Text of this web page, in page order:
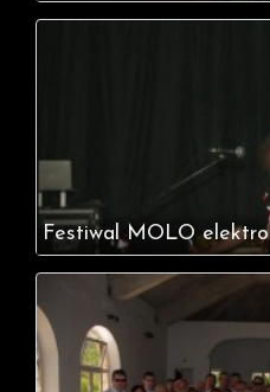
Festiwal MOLO elektro